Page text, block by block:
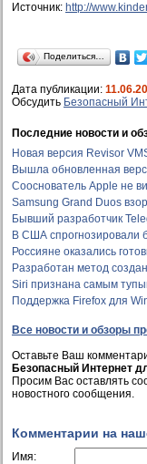
Источник: http://
Поделиться…
Дата публикации:
Обсудить Безопасный
Последние новости и
Новая версия Revisor
Вышла обновленная
Сооснователь Apple не
Samsung Grand Duos
Бывший разработчик
В США спрогнозировали
Россияне оказались
Разработан метод
Siri признана самым
Поддержка Firefox для
Все новости и обзоры
Оставьте Ваш
Безопасный Интернет
Просим Вас оставлять
новостного сообщения.
Комментарии на
Имя: